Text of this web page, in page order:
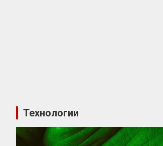
Технологии